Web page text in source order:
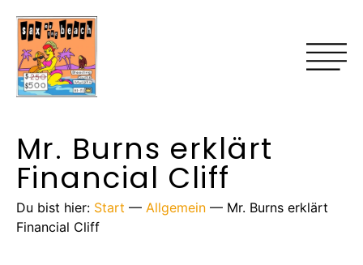
Mr. Burns erklärt
Financial Cliff
Du bist hier: Start — Allgemein — Mr. Burns erklärt
Financial Cliff